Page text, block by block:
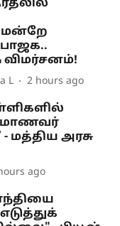
L 2 hours ago
மாணவர்
மத்திய அரசு
ago